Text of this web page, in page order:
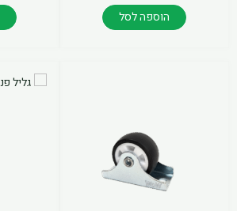
הוספה לסל